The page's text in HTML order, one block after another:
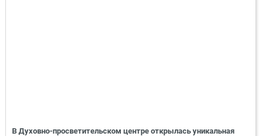
В Духовно-просветительском центре открылась уникальная